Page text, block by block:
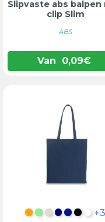
Slipvaste abs
clip Slim
ABS
Van 0,09€
ORANJE
LICHTGROEN
LICHTGRIJS
WIT
+3